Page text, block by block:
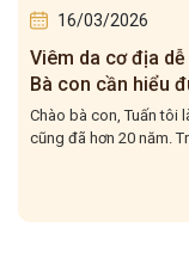
16/03/2026
Viêm da cơ địa
đúng để điều trị
Chào bà con, Viêm da
Tuấn tôi gặp rất nhiều